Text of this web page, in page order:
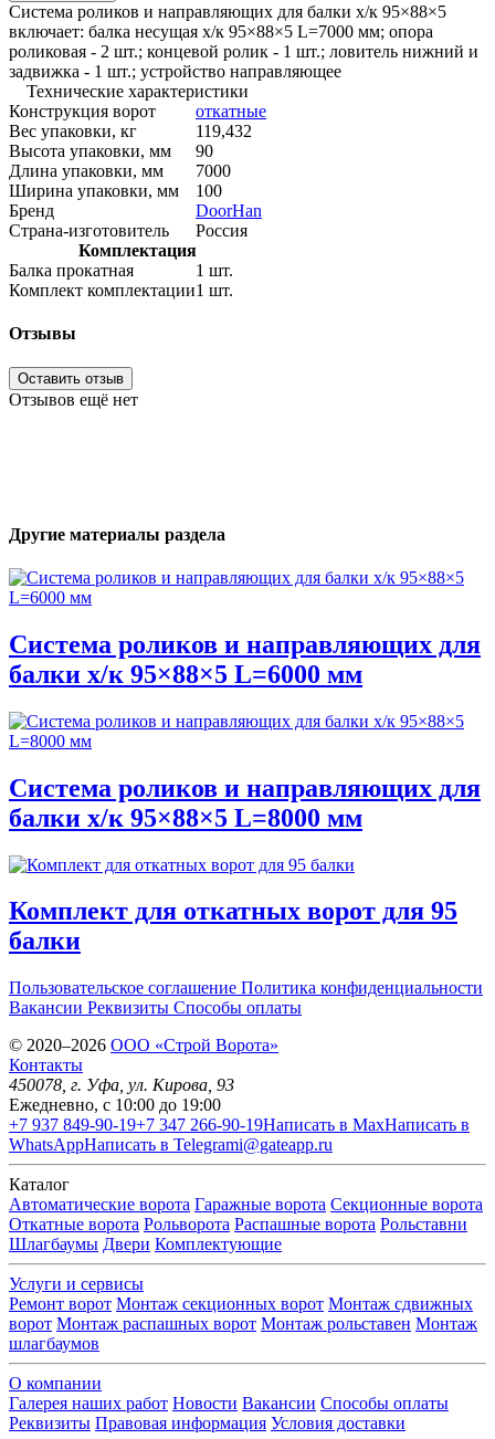
Система роликов и направляющих для балки х/к 95×88×5
включает: балка несущая х/к 95×88×5 L=7000 мм; опора
роликовая - 2 шт.; концевой ролик - 1 шт.; ловитель нижний и
задвижка - 1 шт.; устройство направляющее
Технические характеристики
Конструкция ворот
откатные
Вес упаковки, кг
119,432
Высота упаковки, мм
90
Длина упаковки, мм
7000
Ширина упаковки, мм
100
Бренд
DoorHan
Страна-изготовитель
Россия
Комплектация
Балка прокатная
1 шт.
Комплект комплектации1 шт.
Отзывы
Оставить отзыв
Отзывов ещё нет
Другие материалы раздела
Система роликов и направляющих для
балки х/к 95×88×5 L=6000 мм
Система роликов и направляющих для
балки х/к 95×88×5 L=8000 мм
Комплект для откатных ворот для 95
балки
Пользовательское соглашение Политика конфиденциальности
Вакансии Реквизиты Способы оплаты
© 2020–2026 OOO «Строй Ворота»
Контакты
450078 , г. Уфа ул. Кирова, 93
Ежедневно, с 10:00 до 19:00
+7 937 849-90-19+7 347 266-90-19Написать в MaxНаписать в
WhatsAppНаписать в Telegrami@gateapp.ru
Каталог
Автоматические ворота Гаражные ворота Секционные ворота
Откатные ворота Рольворота Распашные ворота Рольставни
Шлагбаумы Двери Комплектующие
Услуги и сервисы
Ремонт ворот Монтаж секционных ворот Монтаж сдвижных
ворот Монтаж распашных ворот Монтаж рольставен Монтаж
шлагбаумов
О компании
Галерея наших работ Новости Вакансии Способы оплаты
Реквизиты Правовая информация Условия доставки